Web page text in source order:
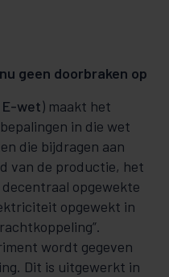
geen doorbraken op
E-wet) maakt het
in die wet
die bijdragen aan
van de productie, het
opgewekte
opgewekt in
wordt gegeven
Dit is uitgewerkt in